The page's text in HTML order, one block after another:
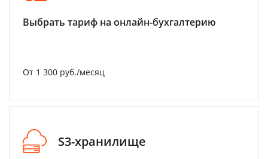
Выбрать тариф на онлайн-бухгалтерию
От 1 300 руб./месяц
S3-хранилище